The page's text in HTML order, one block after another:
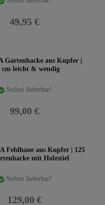
49,95 €
Gartenhacke aus Kupfer |
cm leicht & wendig
Sofort lieferbar!
99,00 €
Feldhaue aus Kupfer | 125
mit Holzstiel
Sofort lieferbar!
129,00 €